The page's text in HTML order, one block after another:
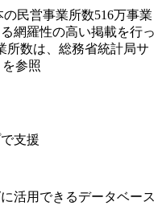
民営事業所数516万事業
網羅性の高い掲載を行っ
所数は、総務省統計局サ
を参照
支援
活用できるデータベース